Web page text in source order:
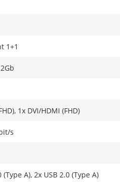
1+1
1x DVI/HDMI (FHD)
s
(Type A), 2x USB 2.0 (Type A)